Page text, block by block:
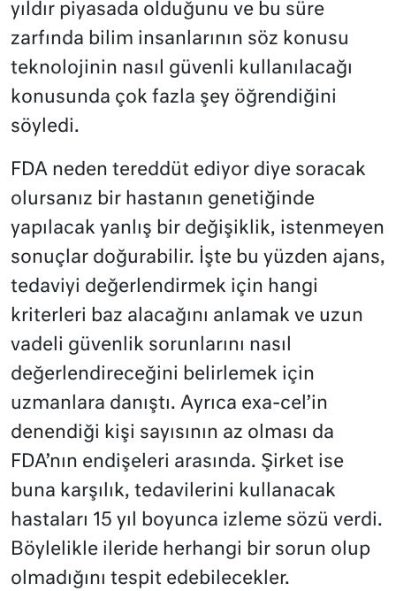
yıldır piyasada olduğunu ve bu süre
zarfında bilim insanlarının söz konusu
teknolojinin nasıl güvenli kullanılacağı
konusunda çok fazla şey öğrendiğini
söyledi.
FDA neden tereddüt ediyor diye soracak
olursanız bir hastanın genetiğinde
yapılacak yanlış bir değişiklik, istenmeyen
sonuçlar doğurabilir. İşte bu yüzden ajans,
tedaviyi değerlendirmek için hangi
kriterleri baz alacağını anlamak ve uzun
vadeli güvenlik sorunlarını nasıl
değerlendireceğini belirlemek için
uzmanlara danıştı. Ayrıca exa-cel’in
denendiği kişi sayısının az olması da
FDA’nın endişeleri arasında. Şirket ise
buna karşılık, tedavilerini kullanacak
hastaları 15 yıl boyunca izleme sözü verdi.
Böylelikle ileride herhangi bir sorun olup
olmadığını tespit edebilecekler.